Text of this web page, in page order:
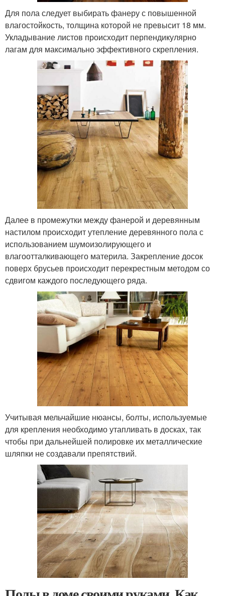
Для пола следует выбирать фанеру с повышенной
влагостойкость, толщина которой не превысит 18 мм.
Укладывание листов происходит перпендикулярно
лагам для максимально эффективного скрепления.
Далее в промежутки между фанерой и деревянным
настилом происходит утепление деревянного пола с
использованием шумоизолирующего и
влагоотталкивающего материла. Закрепление досок
поверх брусьев происходит перекрестным методом со
сдвигом каждого последующего ряда.
Учитывая мельчайшие нюансы, болты, используемые
для крепления необходимо утапливать в досках, так
чтобы при дальнейшей полировке их металлические
шляпки не создавали препятствий.